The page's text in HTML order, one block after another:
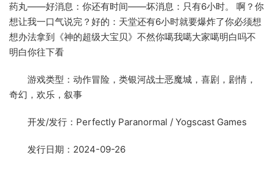
药丸——好消息：你还有时间——坏消息：只有6小时。 啊？你
想让我一口气说完？好的：天堂还有6小时就要爆炸了你必须想
想办法拿到《神的超级大宝贝》不然你噶我噶大家噶明白吗不
明白你往下看
游戏类型：动作冒险，类银河战士恶魔城，喜剧，剧情，
奇幻，欢乐，叙事
开发/发行：Perfectly Paranormal / Yogscast Games
发行日期：2024-09-26